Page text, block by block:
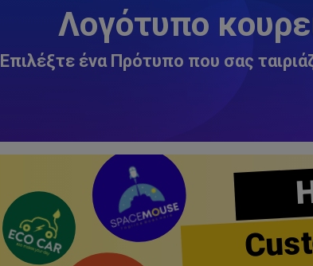
Λογότυπο
Επιλέξτε ένα Πρότυπο που σας